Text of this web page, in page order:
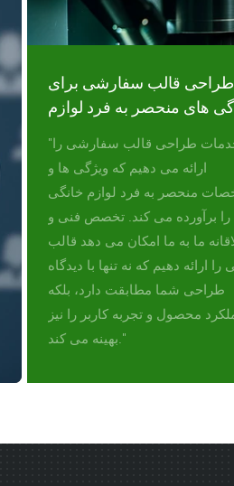
طراحی قالب سفارشی برای
های منحصر به فرد لوازم
خانگی
"ما خدمات طراحی قالب سفارشی را
ارائه می دهیم که ویژگی ها و
منحصر به فرد لوازم خانگی
برآورده می کند. تخصص فنی و
ما به ما امکان می دهد قالب
را ارائه دهیم که نه تنها با دیدگاه
طراحی شما مطابقت دارد، بلکه
محصول و تجربه کاربر را نیز
بهینه می کند."